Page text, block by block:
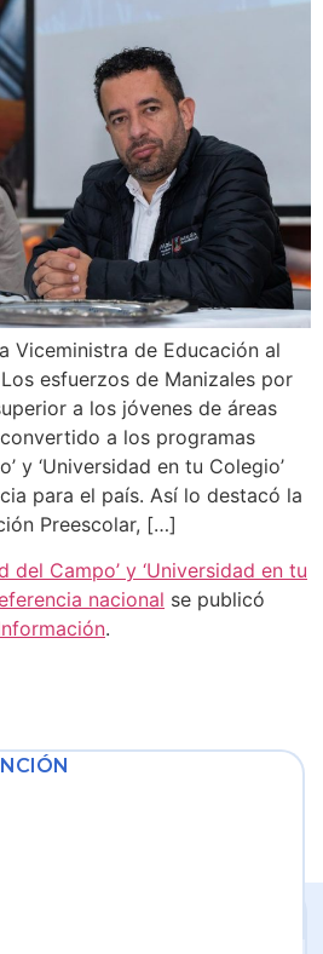
Viceministra de Educación al
esfuerzos de Manizales por
a los jóvenes de áreas
a los programas
y ‘Universidad en tu Colegio’
para el país. Así lo destacó la
Preescolar, […]
del Campo’ y ‘Universidad en tu
nacional se publicó
.